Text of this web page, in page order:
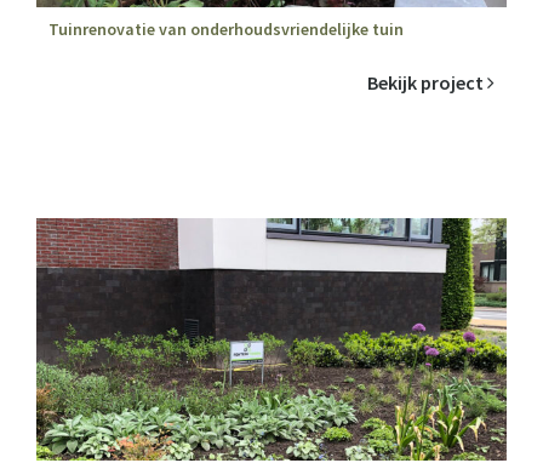
Tuinrenovatie van onderhoudsvriendelijke tuin
Bekijk project